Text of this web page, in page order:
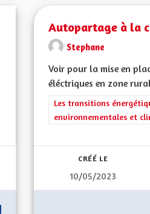
écologiques,
SUR PISTE CYCLABLE
Autopartage à la
Stephane
Voir pour la mise en
éléctriques en zone
Filtrer les résultats de
Les transitions
environnementales et
CRÉÉ LE
10/05/2023